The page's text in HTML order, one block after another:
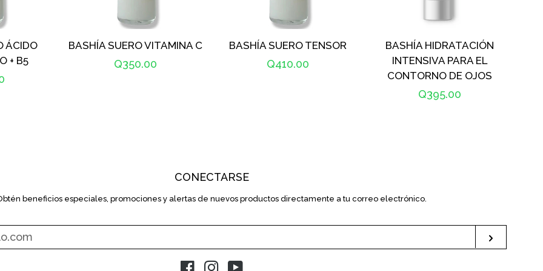
ÁCIDO
+ B5
BASHÍA SUERO VITAMINA C
Precio
Q350.00
BASHÍA SUERO TENSOR
Precio
Q410.00
BASHÍA HIDRATACIÓN
INTENSIVA PARA EL
CONTORNO DE OJOS
Precio
Q395.00
CONECTARSE
INTRODUZCA
E-
beneficios especiales, promociones y alertas de nuevos productos directamente a tu correo electrónico.